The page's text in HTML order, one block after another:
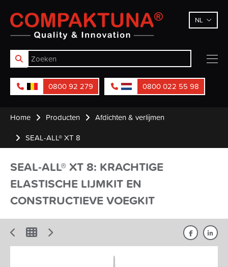
Compaktuna NL
0800 92 279 0800 022 55 98
Home Producten
Afdichten & verlijmen
SEAL-ALL® XT 8
SEAL-ALL® XT 8: KRACHTIGE
ELASTISCHE LIJMKIT EN
CONSTRUCTIEVE VOEGKIT